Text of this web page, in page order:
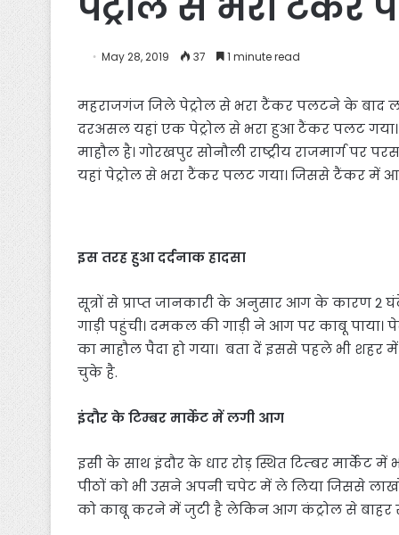
May 28, 2019 37 1 minute read
महराजगंज जिले पेट्रोल से भरा टैंकर पलटने के बाद
दरअसल यहां एक पेट्रोल से भरा हुआ टैंकर पलट
माहौल है। गोरखपुर सोनौली राष्ट्रीय राजमार्ग
यहां पेट्रोल से भरा टैंकर पलट गया। जिससे टैंकर
इस तरह हुआ दर्दनाक हादसा
सूत्रों से प्राप्त जानकारी के अनुसार आग के कारण 2
गाड़ी पहुंची। दमकल की गाड़ी ने आग पर काबू
का माहौल पैदा हो गया। बता दें इससे पहले भी
चुके है.
इंदौर के टिम्बर मार्केट में लगी आग
इसी के साथ इंदौर के धार रोड़ स्थित टिम्बर
पीठों को भी उसने अपनी चपेट में ले लिया जिससे
को काबू करने में जुटी है लेकिन आग कंट्रोल से बाहर